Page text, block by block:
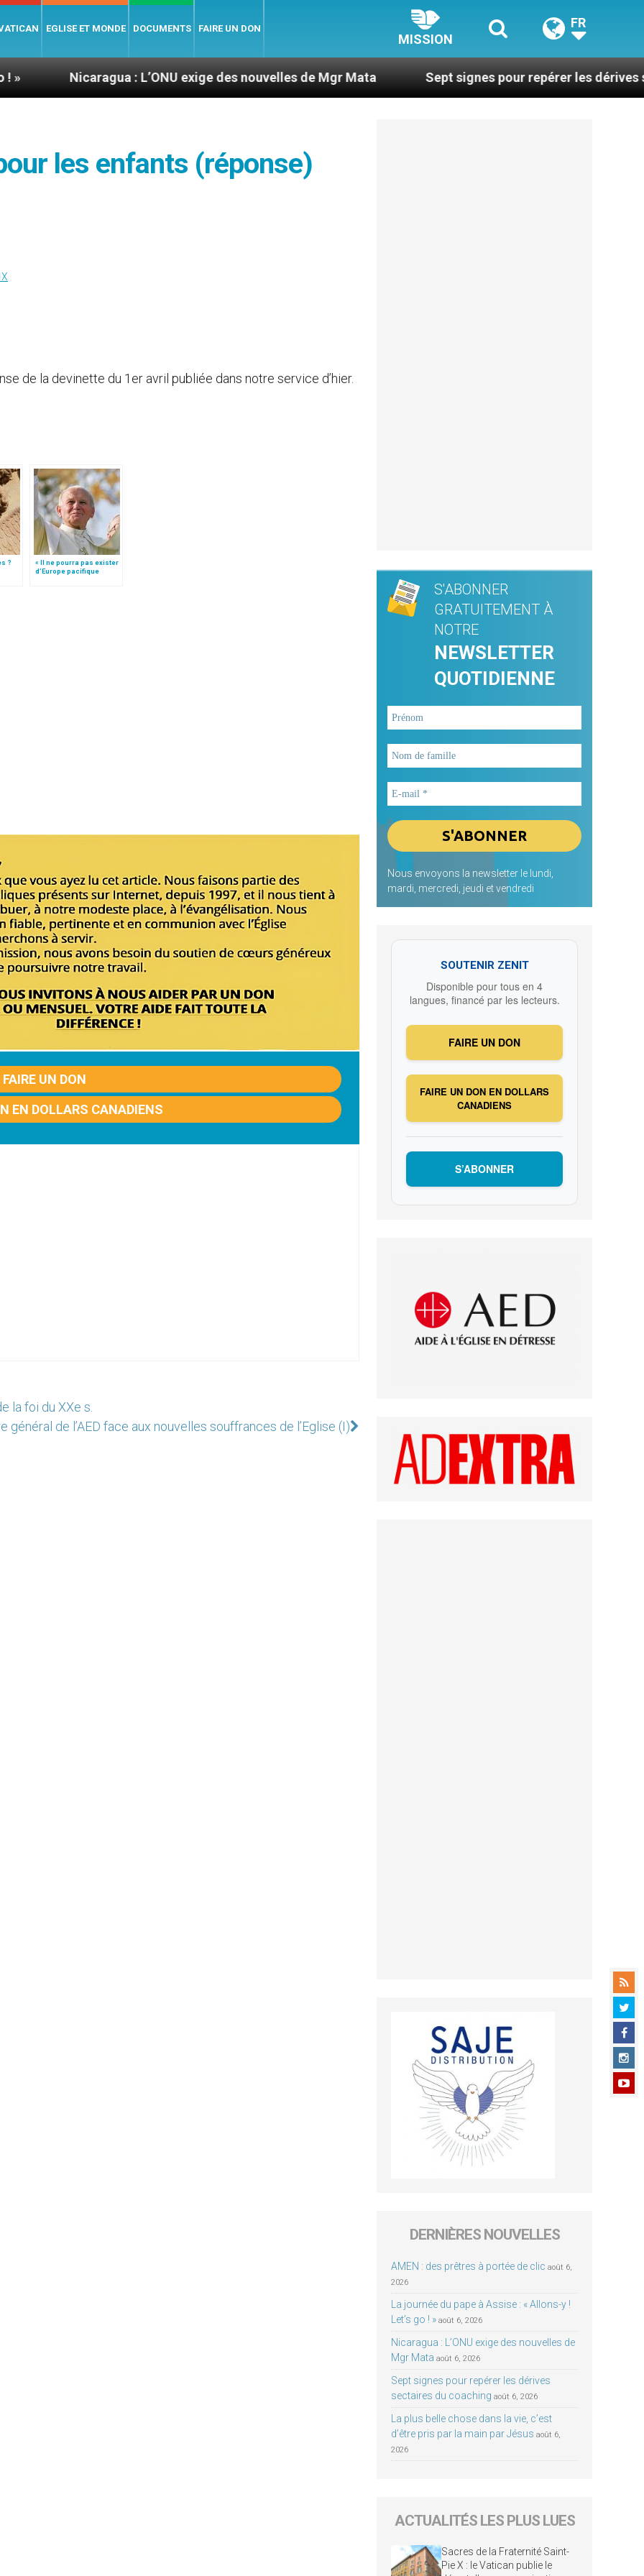
EGLISE ET MONDE DOCUMENTS FAIRE UN DON
MISSION
FR
: L’ONU exige des nouvelles de Mgr Mata Sept signes pour repérer les dérives sectaires du
les enfants (réponse)
de la devinette du 1er avril publiée dans notre service d’hier.
?
« Il ne pourra pas exister
d’Europe pacifique
FAIRE UN DON
EN DOLLARS CANADIENS
la foi du XXe s.
général de l’AED face aux nouvelles souffrances de l’Eglise (I)
S'ABONNER
GRATUITEMENT À
NOTRE
NEWSLETTER
QUOTIDIENNE
Nous envoyons la newsletter le lundi,
mardi, mercredi, jeudi et vendredi
SOUTENIR ZENIT
Disponible pour tous en 4
langues, financé par les lecteurs.
FAIRE UN DON
FAIRE UN DON EN DOLLARS
CANADIENS
S’ABONNER
DERNIÈRES NOUVELLES
AMEN : des prêtres à portée de clic août 6,
2026
La journée du pape à Assise : « Allons-y !
Let’s go ! » août 6, 2026
Nicaragua : L’ONU exige des nouvelles de
Mgr Mata août 6, 2026
Sept signes pour repérer les dérives
sectaires du coaching août 6, 2026
La plus belle chose dans la vie, c’est
d’être pris par la main par Jésus août 6,
2026
ACTUALITÉS LES PLUS LUES
Sacres de la Fraternité Saint-
Pie X : le Vatican publie le